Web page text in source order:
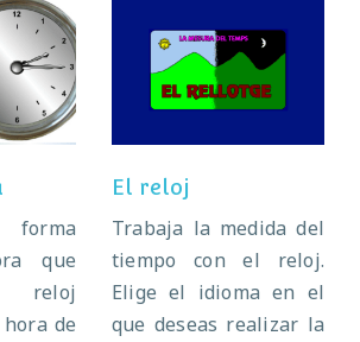
que
reloj
de
El reloj
El reloj
Trabaja la medida del
tiempo con el reloj.
Elige el idioma en el
que deseas realizar la